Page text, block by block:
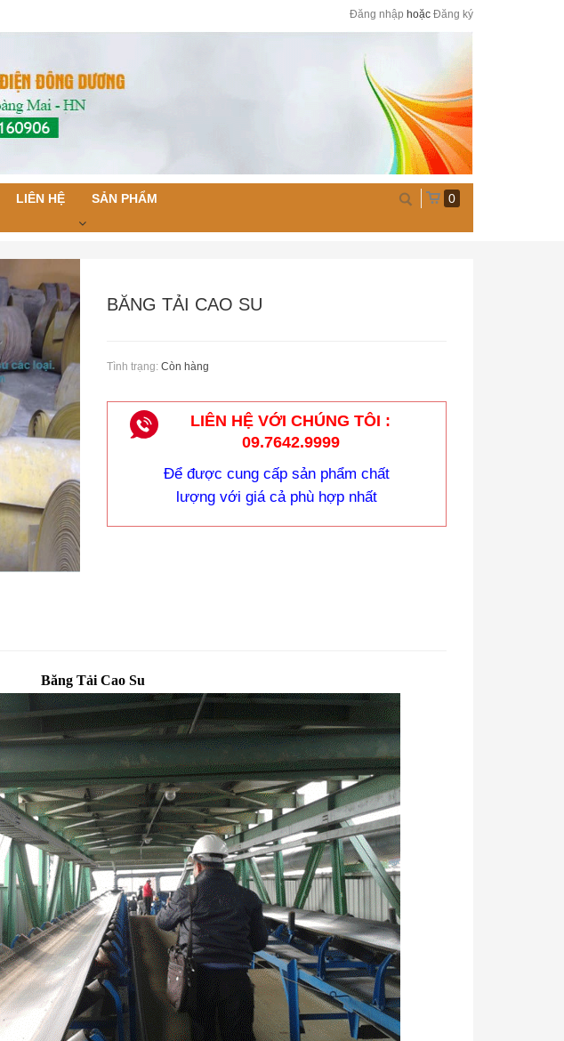
Đăng nhập hoặc Đăng ký
LIÊN HỆ SẢN PHẨM 0
BĂNG TẢI CAO SU
Tình trạng: Còn hàng
LIÊN HỆ VỚI CHÚNG TÔI :
09.7642.9999
Để được cung cấp sản phẩm chất
lượng với giá cả phù hợp nhất
Băng Tải Cao Su